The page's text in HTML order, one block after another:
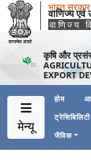
भारत सरकार
वाणिज्य एवं
वाणिज्य
कृषि और
EXPORT
मेन्यू
Main
Main
होम
जैविक